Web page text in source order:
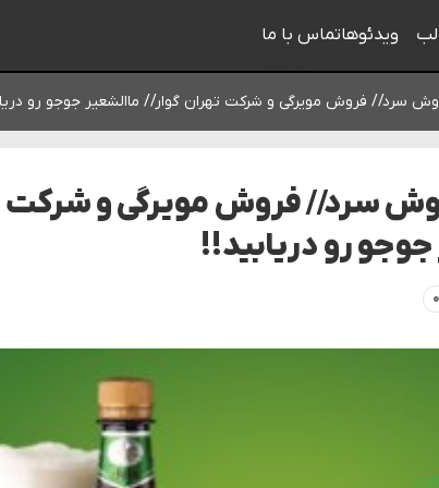
ویدئوهاتماس با ما
سرد// فروش مویرگی و شرکت تهران گوار// ماالشعیر جوجو رو
سرد// فروش مویرگی و شرکت
رو دریابید!!